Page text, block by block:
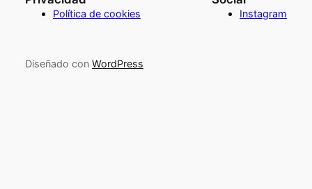
Política de cookies Instagram
Diseñado con WordPress